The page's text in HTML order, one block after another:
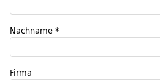
Nachname *
Firma